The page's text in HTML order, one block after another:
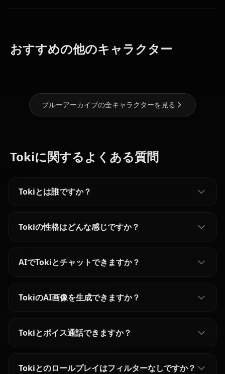
おすすめの他のキャラクター
小鳥遊ホシノ
ブルーアーカイブの全キャラクターを見る
Tokiに関するよくある質問
Tokiとは誰ですか？
Tokiの性格はどんな感じですか？
AIでTokiとチャットできますか？
TokiのAI画像を生成できますか？
Tokiとボイス通話できますか？
Tokiとのロールプレイはフィルターなしですか？